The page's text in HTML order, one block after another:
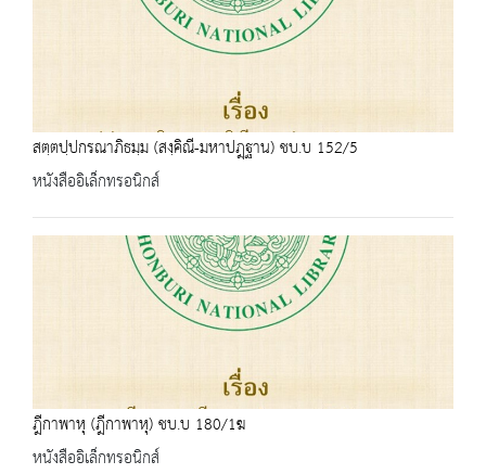
สตฺตปฺปกรณาภิธมฺม (สงฺคิณี-มหาปฎฺฐาน) ชบ.บ 152/5
หนังสืออิเล็กทรอนิกส์
ฎีกาพาหุ (ฎีกาพาหุ) ชบ.บ 180/1ฆ
หนังสืออิเล็กทรอนิกส์